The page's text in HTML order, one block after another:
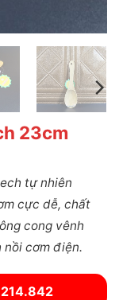
23cm
tự nhiên
cực dễ, chất
cong vênh
nồi cơm điện.